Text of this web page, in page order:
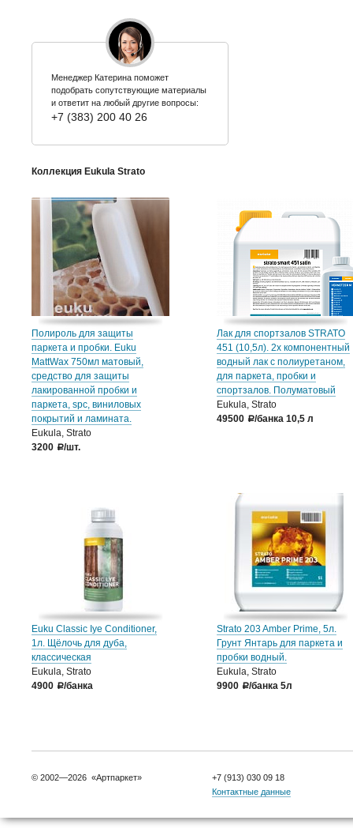
Менеджер Катерина поможет
подобрать сопутствующие материалы
и ответит на любый другие вопросы:
+7 (383) 200 40 26
Коллекция Eukula Strato
Полироль для защиты
паркета и пробки. Euku
MattWax 750мл матовый,
средство для защиты
лакированной пробки и
паркета, spc, виниловых
покрытий и ламината.
Eukula, Strato
3200
a/шт.
Лак для спортзалов STRATO
451 (10,5л). 2х компонентный
водный лак с полиуретаном,
для паркета, пробки и
спортзалов. Полуматовый
Eukula, Strato
49500
a/банка 10,5 л
Euku Classic Iye Conditioner,
1л. Щёлочь для дуба,
классическая
Eukula, Strato
4900
a/банка
Strato 203 Amber Prime, 5л.
Грунт Янтарь для паркета и
пробки водный.
Eukula, Strato
9900
a/банка 5л
© 2002—2026 «Артпаркет»
+7 (913) 030 09 18
Контактные данные